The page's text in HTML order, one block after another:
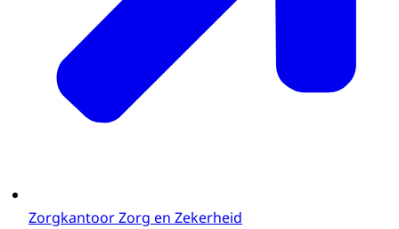
Zorgkantoor Zorg en Zekerheid